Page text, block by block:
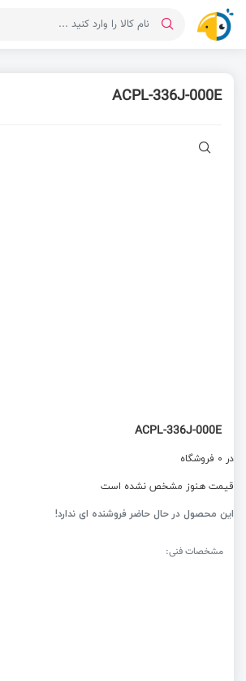
ACPL-336J-000E
ACPL-336J-000E
در 0 فروشگاه
قیمت هنوز مشخص نشده است
این محصول در حال حاضر فروشنده ای ندارد!
مشخصات فنی: